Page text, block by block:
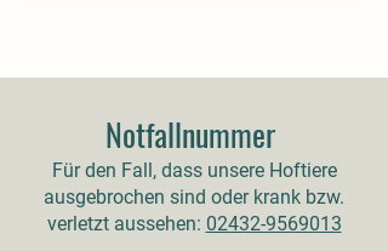
Notfallnummer
Für den Fall, dass unsere Hoftiere
ausgebrochen sind oder krank bzw.
verletzt aussehen: 02432-9569013